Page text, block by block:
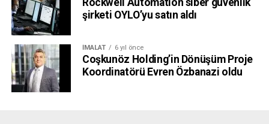
Rockwell Automation siber güvenlik
şirketi OYLO’yu satın aldı
İMALAT 6 yıl önce
Coşkunöz Holding’in Dönüşüm Proje
Koordinatörü Evren Özbanazi oldu